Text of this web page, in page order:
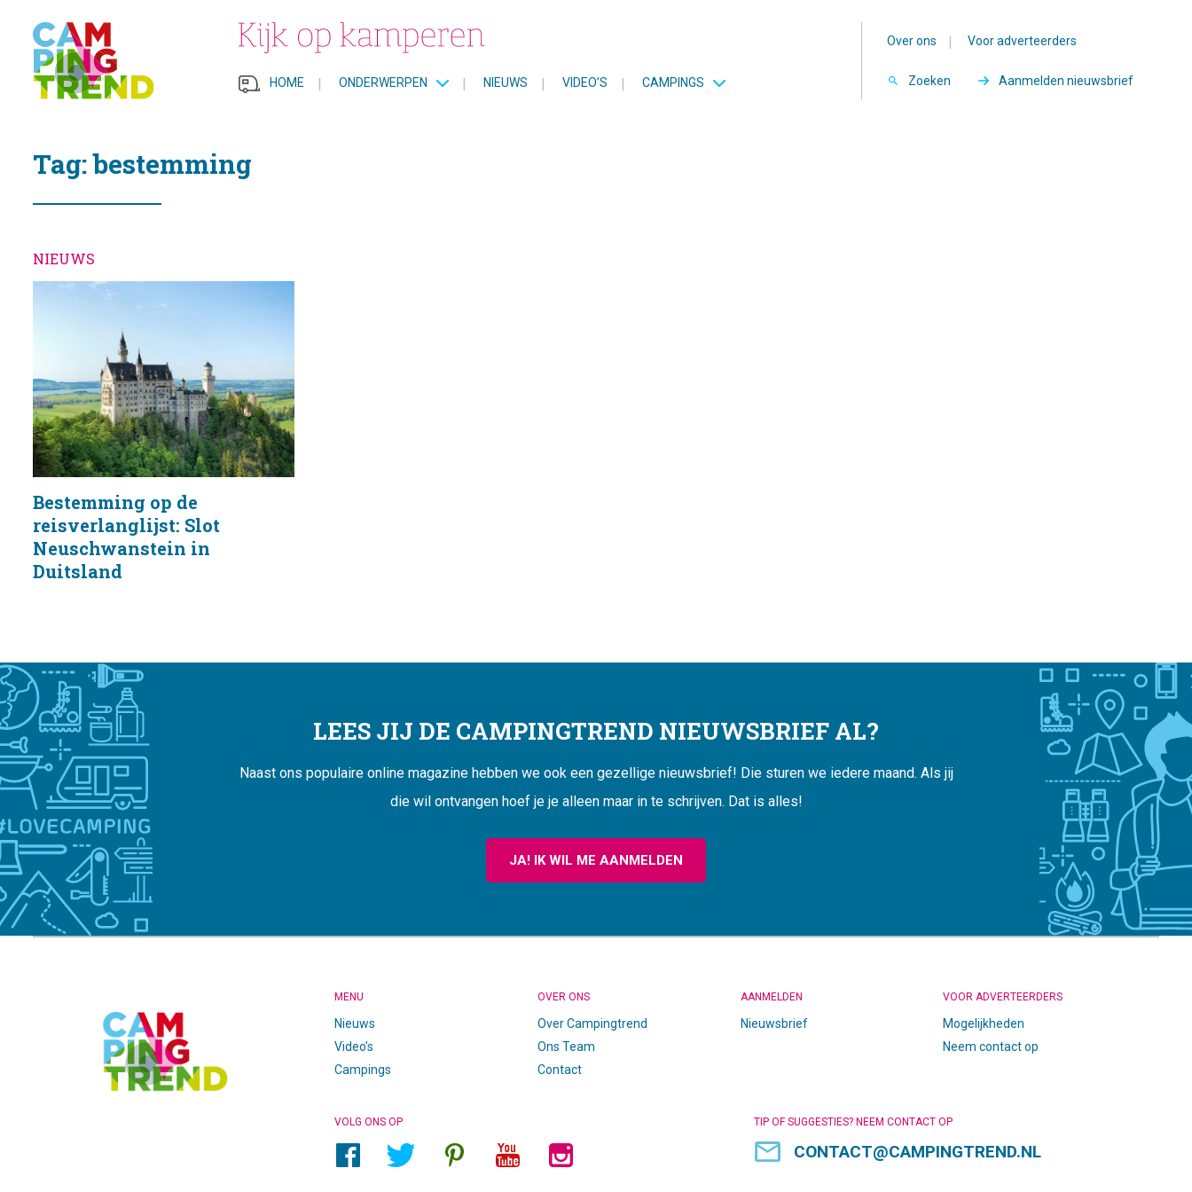
HOME | ONDERWERPEN | NIEUWS | VIDEO’S | CAMPINGS
Over ons | Voor adverteerders
Zoeken Aanmelden nieuwsbrief
Tag: bestemming
NIEUWS
Bestemming op de
reisverlanglijst: Slot
Neuschwanstein in
Duitsland
LEES JIJ DE CAMPINGTREND NIEUWSBRIEF AL?
Naast ons populaire online magazine hebben we ook een gezellige nieuwsbrief! Die sturen we iedere maand. Als jij
die wil ontvangen hoef je je alleen maar in te schrijven. Dat is alles!
JA! IK WIL ME AANMELDEN
MENU
Nieuws
Video’s
Campings
OVER ONS
Over Campingtrend
Ons Team
Contact
AANMELDEN
Nieuwsbrief
VOOR ADVERTEERDERS
Mogelijkheden
Neem contact op
VOLG ONS OP TIP OF SUGGESTIES? NEEM CONTACT OP
CONTACT@CAMPINGTREND.NL